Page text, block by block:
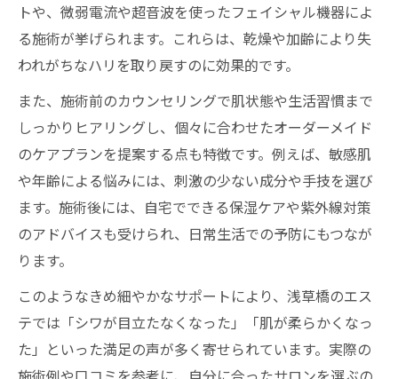
トや、微弱電流や超音波を使ったフェイシャル機器によ
る施術が挙げられます。これらは、乾燥や加齢により失
われがちなハリを取り戻すのに効果的です。
また、施術前のカウンセリングで肌状態や生活習慣まで
しっかりヒアリングし、個々に合わせたオーダーメイド
のケアプランを提案する点も特徴です。例えば、敏感肌
や年齢による悩みには、刺激の少ない成分や手技を選び
ます。施術後には、自宅でできる保湿ケアや紫外線対策
のアドバイスも受けられ、日常生活での予防にもつなが
ります。
このようなきめ細やかなサポートにより、浅草橋のエス
テでは「シワが目立たなくなった」「肌が柔らかくなっ
た」といった満足の声が多く寄せられています。実際の